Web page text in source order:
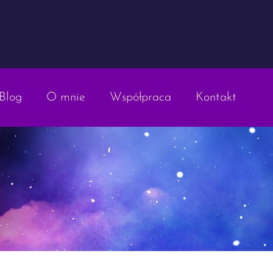
O mnie Współpraca Kontakt